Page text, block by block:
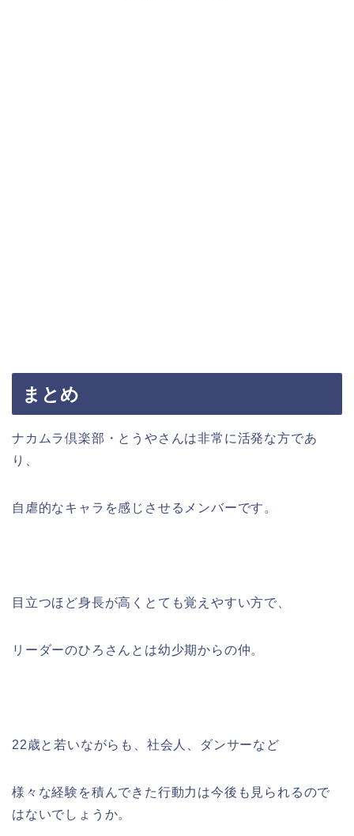
まとめ
ナカムラ倶楽部・とうやさんは非常に活発な方であ
り、
自虐的なキャラを感じさせるメンバーです。
目立つほど身長が高くとても覚えやすい方で、
リーダーのひろさんとは幼少期からの仲。
22歳と若いながらも、社会人、ダンサーなど
様々な経験を積んできた行動力は今後も見られるので
はないでしょうか。